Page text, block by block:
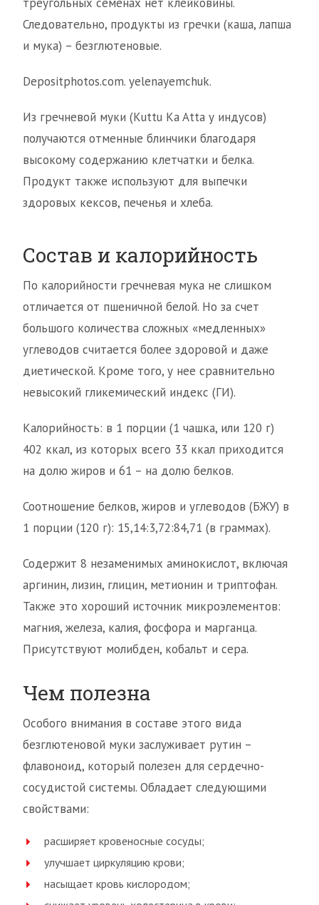
Следовательно, продукты из гречки (каша, лапша
и мука) – безглютеновые.
Depositphotos.com. yelenayemchuk.
Из гречневой муки (Kuttu Ka Atta у индусов)
получаются отменные блинчики благодаря
высокому содержанию клетчатки и белка.
Продукт также используют для выпечки
здоровых кексов, печенья и хлеба.
Состав и калорийность
По калорийности гречневая мука не слишком
отличается от пшеничной белой. Но за счет
большого количества сложных «медленных»
углеводов считается более здоровой и даже
диетической. Кроме того, у нее сравнительно
невысокий гликемический индекс (ГИ).
Калорийность: в 1 порции (1 чашка, или 120 г)
402 ккал, из которых всего 33 ккал приходится
на долю жиров и 61 – на долю белков.
Соотношение белков, жиров и углеводов (БЖУ) в
1 порции (120 г): 15,14:3,72:84,71 (в граммах).
Содержит 8 незаменимых аминокислот, включая
аргинин, лизин, глицин, метионин и триптофан.
Также это хороший источник микроэлементов:
магния, железа, калия, фосфора и марганца.
Присутствуют молибден, кобальт и сера.
Чем полезна
Особого внимания в составе этого вида
безглютеновой муки заслуживает рутин –
флавоноид, который полезен для сердечно-
сосудистой системы. Обладает следующими
свойствами:
расширяет кровеносные сосуды;
улучшает циркуляцию крови;
насыщает кровь кислородом;